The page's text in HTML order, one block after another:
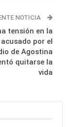
NOTICIA
tensión en la
por el
de Agostina
quitarse la
vida